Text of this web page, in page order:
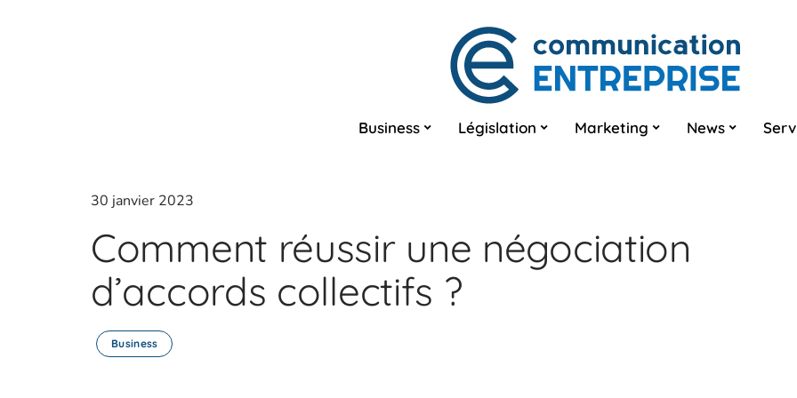
Business Législation Marketing News
30 janvier 2023
Comment réussir une négociation
d’accords collectifs ?
Business